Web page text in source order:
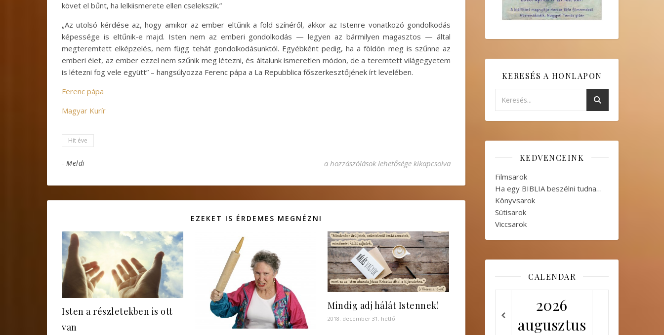
követ el bűnt, ha lelkiismerete ellen cselekszik.”
„Az utolsó kérdése az, hogy amikor az ember eltűnik a föld színéről, akkor az Istenre vonatkozó gondolkodás
képessége is eltűnik-e majd. Isten nem az emberi gondolkodás — legyen az bármilyen magasztos — által
megteremtett elképzelés, nem függ tehát gondolkodásunktól. Egyébként pedig, ha a földön meg is szűnne az
emberi élet, az ember ezzel nem szűnik meg létezni, és általunk ismeretlen módon, de a teremtett világegyetem
is létezni fog vele együtt” – hangsúlyozza Ferenc pápa a La Repubblica főszerkesztőjének írt levelében.
Ferenc pápa
Magyar Kurír
Hit éve
- Meldi „Eljött az ideje, hogy az út egy szakaszát együtt járjuk be” bejegyzéshez
a hozzászólások lehetősége kikapcsolva
EZEKET IS ÉRDEMES MEGNÉZNI
Isten a részletekben is ott
van
Mindig adj hálát Istennek!
2018. december 31. hétfő
KERESÉS A HONLAPON
KEDVENCEINK
Filmsarok
Ha egy BIBLIA beszélni tudna…
Könyvsarok
Sütisarok
Viccsarok
CALENDAR
2026
augusztus